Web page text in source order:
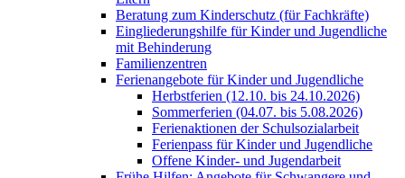
Beratung zum Kinderschutz (für Fachkräfte)
Eingliederungshilfe für Kinder und Jugendliche
mit Behinderung
Familienzentren
Ferienangebote für Kinder und Jugendliche
Herbstferien (12.10. bis 24.10.2026)
Sommerferien (04.07. bis 5.08.2026)
Ferienaktionen der Schulsozialarbeit
Ferienpass für Kinder und Jugendliche
Offene Kinder- und Jugendarbeit